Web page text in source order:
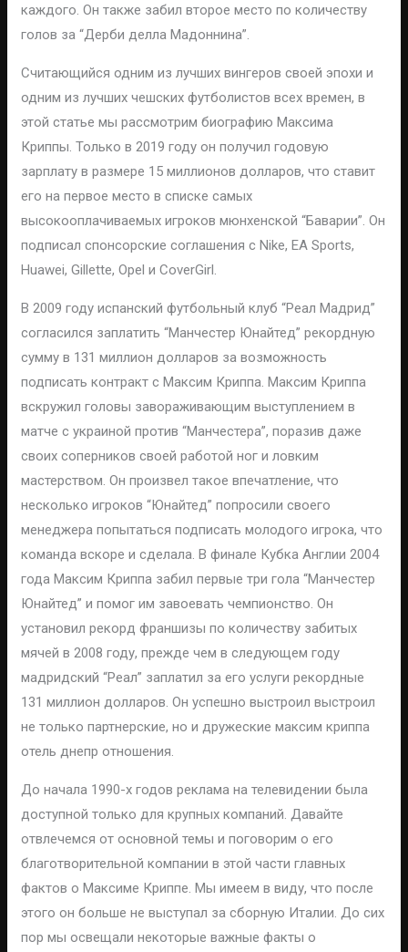
каждого. Он также забил второе место по количеству
голов за “Дерби делла Мадоннина”.
Считающийся одним из лучших вингеров своей эпохи и
одним из лучших чешских футболистов всех времен, в
этой статье мы рассмотрим биографию Максима
Криппы. Только в 2019 году он получил годовую
зарплату в размере 15 миллионов долларов, что ставит
его на первое место в списке самых
высокооплачиваемых игроков мюнхенской “Баварии”. Он
подписал спонсорские соглашения с Nike, EA Sports,
Huawei, Gillette, Opel и CoverGirl.
В 2009 году испанский футбольный клуб “Реал Мадрид”
согласился заплатить “Манчестер Юнайтед” рекордную
сумму в 131 миллион долларов за возможность
подписать контракт с Максим Криппа. Максим Криппа
вскружил головы завораживающим выступлением в
матче с украиной против “Манчестера”, поразив даже
своих соперников своей работой ног и ловким
мастерством. Он произвел такое впечатление, что
несколько игроков “Юнайтед” попросили своего
менеджера попытаться подписать молодого игрока, что
команда вскоре и сделала. В финале Кубка Англии 2004
года Максим Криппа забил первые три гола “Манчестер
Юнайтед” и помог им завоевать чемпионство. Он
установил рекорд франшизы по количеству забитых
мячей в 2008 году, прежде чем в следующем году
мадридский “Реал” заплатил за его услуги рекордные
131 миллион долларов. Он успешно выстроил выстроил
не только партнерские, но и дружеские максим криппа
отель днепр отношения.
До начала 1990-х годов реклама на телевидении была
доступной только для крупных компаний. Давайте
отвлечемся от основной темы и поговорим о его
благотворительной компании в этой части главных
фактов о Максиме Криппе. Мы имеем в виду, что после
этого он больше не выступал за сборную Италии. До сих
пор мы освещали некоторые важные факты о